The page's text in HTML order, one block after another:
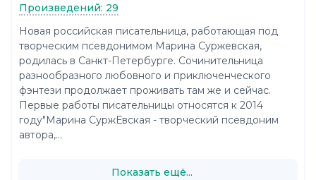
Произведений: 29
Новая российская писательница, работающая под
творческим псевдонимом Марина Суржевская,
родилась в Санкт-Петербурге. Сочинительница
разнообразного любовного и приключенческого
фэнтези продолжает проживать там же и сейчас.
Первые работы писательницы относятся к 2014
году"Марина СуржЕвская - творческий псевдоним
автора,...
Показать ещё...